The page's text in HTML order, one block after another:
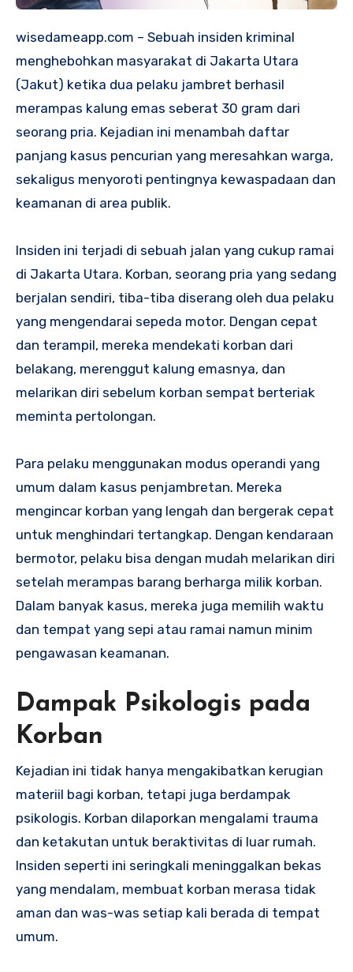
wisedameapp.com – Sebuah insiden kriminal
menghebohkan masyarakat di Jakarta Utara
(Jakut) ketika dua pelaku jambret berhasil
merampas kalung emas seberat 30 gram dari
seorang pria. Kejadian ini menambah daftar
panjang kasus pencurian yang meresahkan warga,
sekaligus menyoroti pentingnya kewaspadaan dan
keamanan di area publik.
Insiden ini terjadi di sebuah jalan yang cukup ramai
di Jakarta Utara. Korban, seorang pria yang sedang
berjalan sendiri, tiba-tiba diserang oleh dua pelaku
yang mengendarai sepeda motor. Dengan cepat
dan terampil, mereka mendekati korban dari
belakang, merenggut kalung emasnya, dan
melarikan diri sebelum korban sempat berteriak
meminta pertolongan.
Para pelaku menggunakan modus operandi yang
umum dalam kasus penjambretan. Mereka
mengincar korban yang lengah dan bergerak cepat
untuk menghindari tertangkap. Dengan kendaraan
bermotor, pelaku bisa dengan mudah melarikan diri
setelah merampas barang berharga milik korban.
Dalam banyak kasus, mereka juga memilih waktu
dan tempat yang sepi atau ramai namun minim
pengawasan keamanan.
Dampak Psikologis pada
Korban
Kejadian ini tidak hanya mengakibatkan kerugian
materiil bagi korban, tetapi juga berdampak
psikologis. Korban dilaporkan mengalami trauma
dan ketakutan untuk beraktivitas di luar rumah.
Insiden seperti ini seringkali meninggalkan bekas
yang mendalam, membuat korban merasa tidak
aman dan was-was setiap kali berada di tempat
umum.